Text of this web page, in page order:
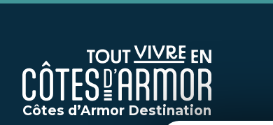
Côtes d’Armor Destination